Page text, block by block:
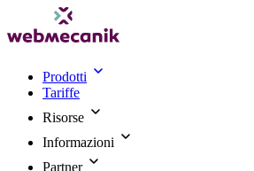
Prodotti
Tariffe
Risorse
Informazioni
Partner